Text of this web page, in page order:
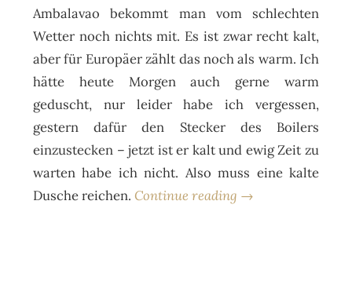
Ambalavao bekommt man vom schlechten
Wetter noch nichts mit. Es ist zwar recht kalt,
aber für Europäer zählt das noch als warm. Ich
hätte heute Morgen auch gerne warm
geduscht, nur leider habe ich vergessen,
gestern dafür den Stecker des Boilers
einzustecken – jetzt ist er kalt und ewig Zeit zu
warten habe ich nicht. Also muss eine kalte
Dusche reichen. Continue reading →